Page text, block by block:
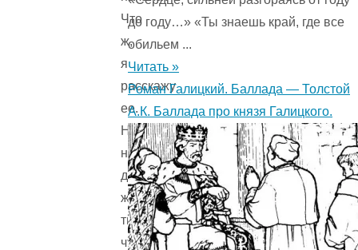
Что
ж,
я
расскажу
ее.
Но
не
думаешь
же
ты,
что
до году…» «Ты знаешь край, где все
обильем ...
Читать »
Роман Галицкий. Баллада — Толстой
А.К. Баллада про князя Галицкого.